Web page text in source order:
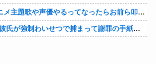
題歌や声優やるってなったらお前ら叩くけどさ……他
強制わいせつで捕まって謝罪の手紙が来た」ﾊﾟｼｬｯ他